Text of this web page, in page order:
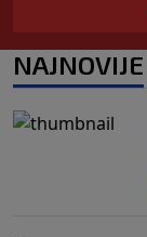
NAJNOVIJE